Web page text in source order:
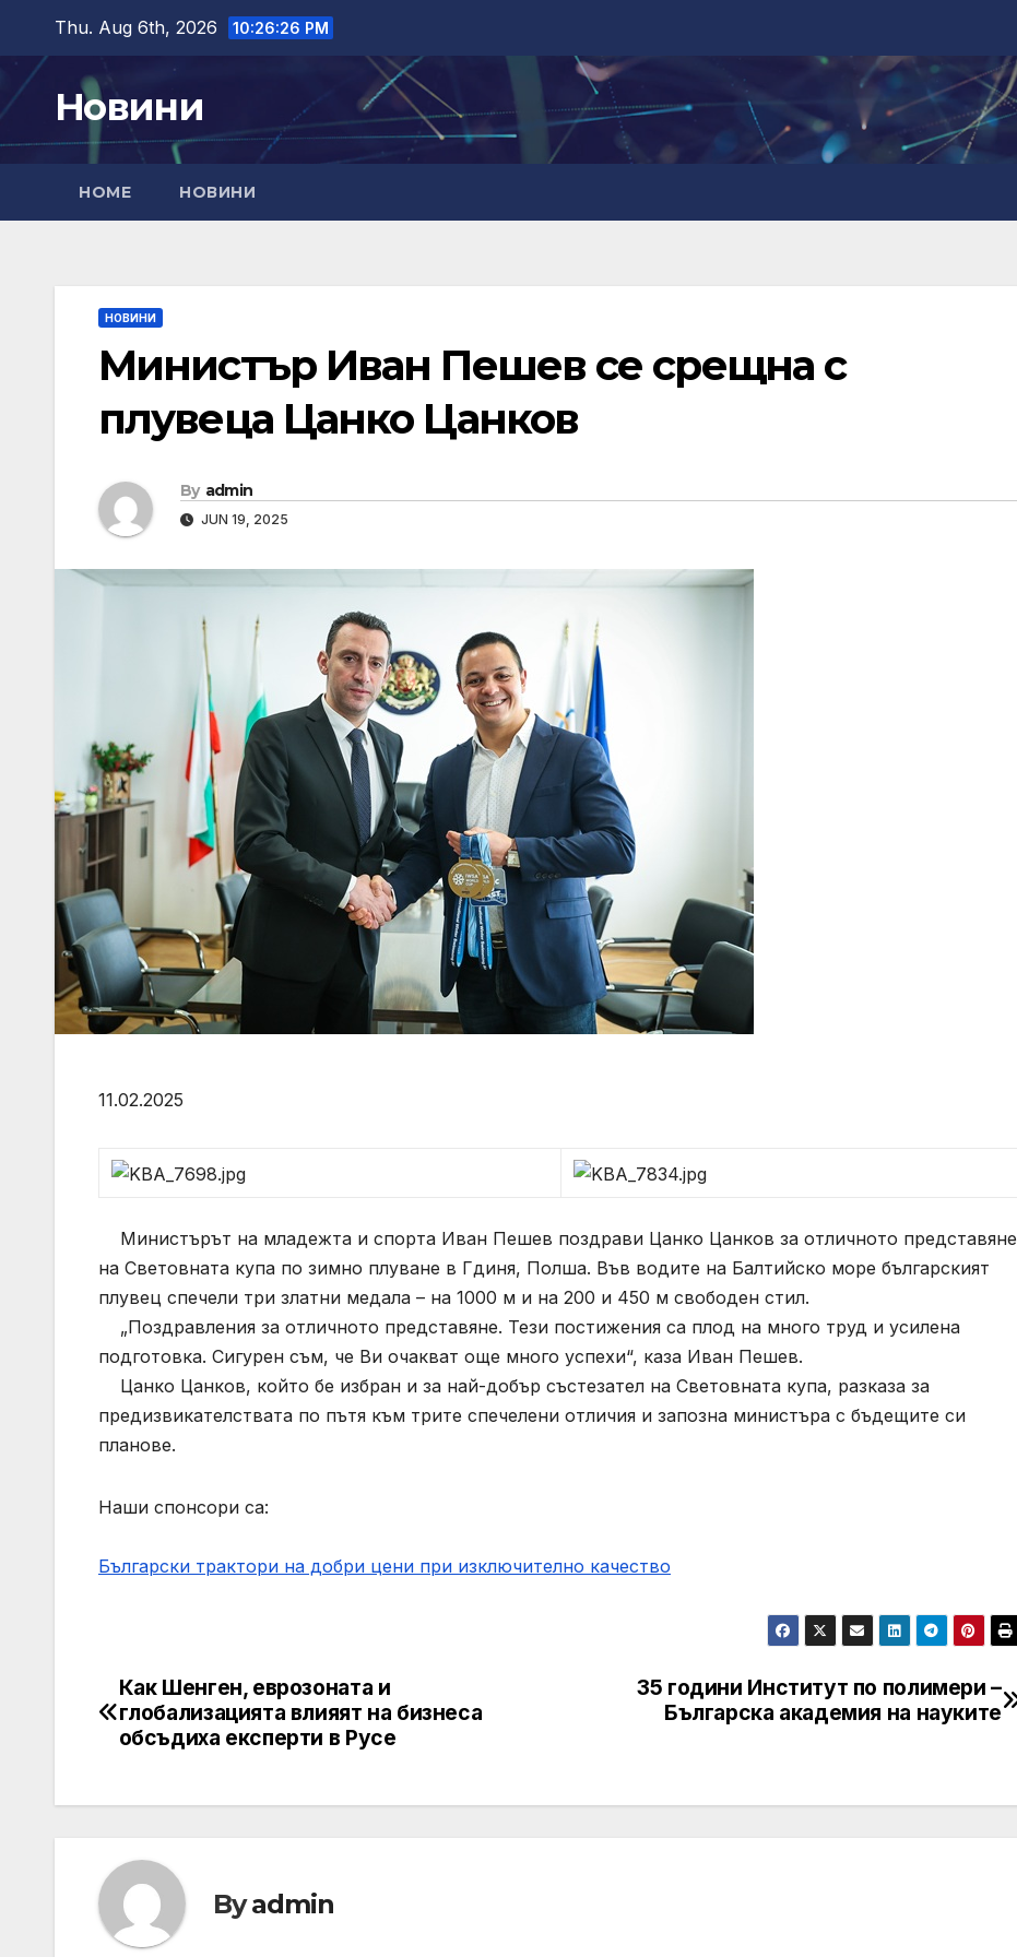
content
Thu. Aug 6th, 2026 10:26:27 PM
Новини
HOME НОВИНИ
НОВИНИ
Министър Иван Пешев се срещна с
плувеца Цанко Цанков
By admin
JUN 19, 2025
11.02.2025
Министърът на младежта и спорта Иван Пешев поздрави Цанко Цанков за отличното представяне
на Световната купа по зимно плуване в Гдиня, Полша. Във водите на Балтийско море българският
плувец спечели три златни медала – на 1000 м и на 200 и 450 м свободен стил.
„Поздравления за отличното представяне. Тези постижения са плод на много труд и усилена
подготовка. Сигурен съм, че Ви очакват още много успехи“, каза Иван Пешев.
Цанко Цанков, който бе избран и за най-добър състезател на Световната купа, разказа за
предизвикателствата по пътя към трите спечелени отличия и запозна министъра с бъдещите си
планове.
Наши спонсори са:
Български трактори на добри цени при изключително качество
Post
navigation
35 години Институт по полимери –
Българска академия на науките
Как Шенген, еврозоната и
глобализацията влияят на бизнеса
обсъдиха експерти в Русе
Byadmin